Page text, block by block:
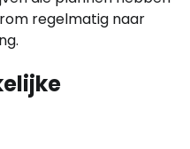
regelmatig naar